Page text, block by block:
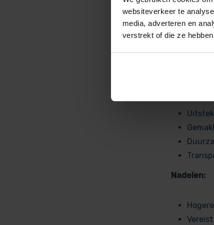
websiteverkeer te
media, adverteren en
verstrekt of die ze
Een
kunnen via
afgerold.
Nadelen: